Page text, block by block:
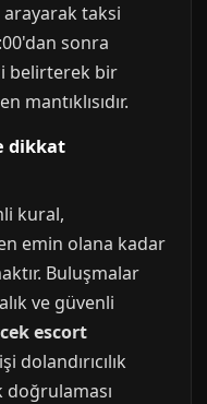
taksi
sonra
belirterek bir
mantıklısıdır.
dikkat
kural,
emin olana kadar
Buluşmalar
ve güvenli
escort